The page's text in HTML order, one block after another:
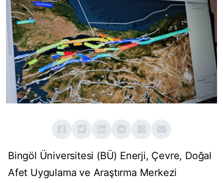
Bingöl Üniversitesi (BÜ) Enerji, Çevre, Doğal
Afet Uygulama ve Araştırma Merkezi